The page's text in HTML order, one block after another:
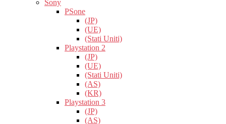
Sony
PSone
(JP)
(UE)
(Stati Uniti)
Playstation 2
(JP)
(UE)
(Stati Uniti)
(AS)
(KR)
Playstation 3
(JP)
(AS)